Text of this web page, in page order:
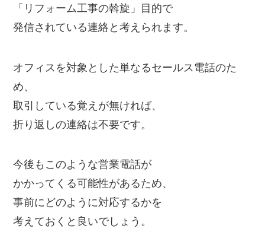
「リフォーム工事の斡旋」目的で
発信されている連絡と考えられます。
オフィスを対象とした単なるセールス電話のた
め、
取引している覚えが無ければ、
折り返しの連絡は不要です。
今後もこのような営業電話が
かかってくる可能性があるため、
事前にどのように対応するかを
考えておくと良いでしょう。